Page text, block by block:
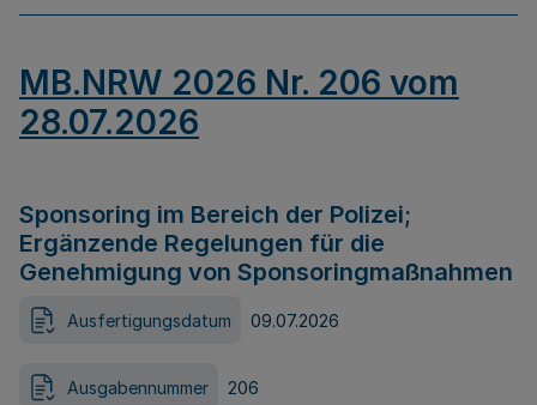
MB.NRW 2026 Nr. 206 vom
28.07.2026
Sponsoring im Bereich der Polizei;
Ergänzende Regelungen für die
Genehmigung von Sponsoringmaßnahmen
Ausfertigungsdatum 09.07.2026
Ausgabennummer 206